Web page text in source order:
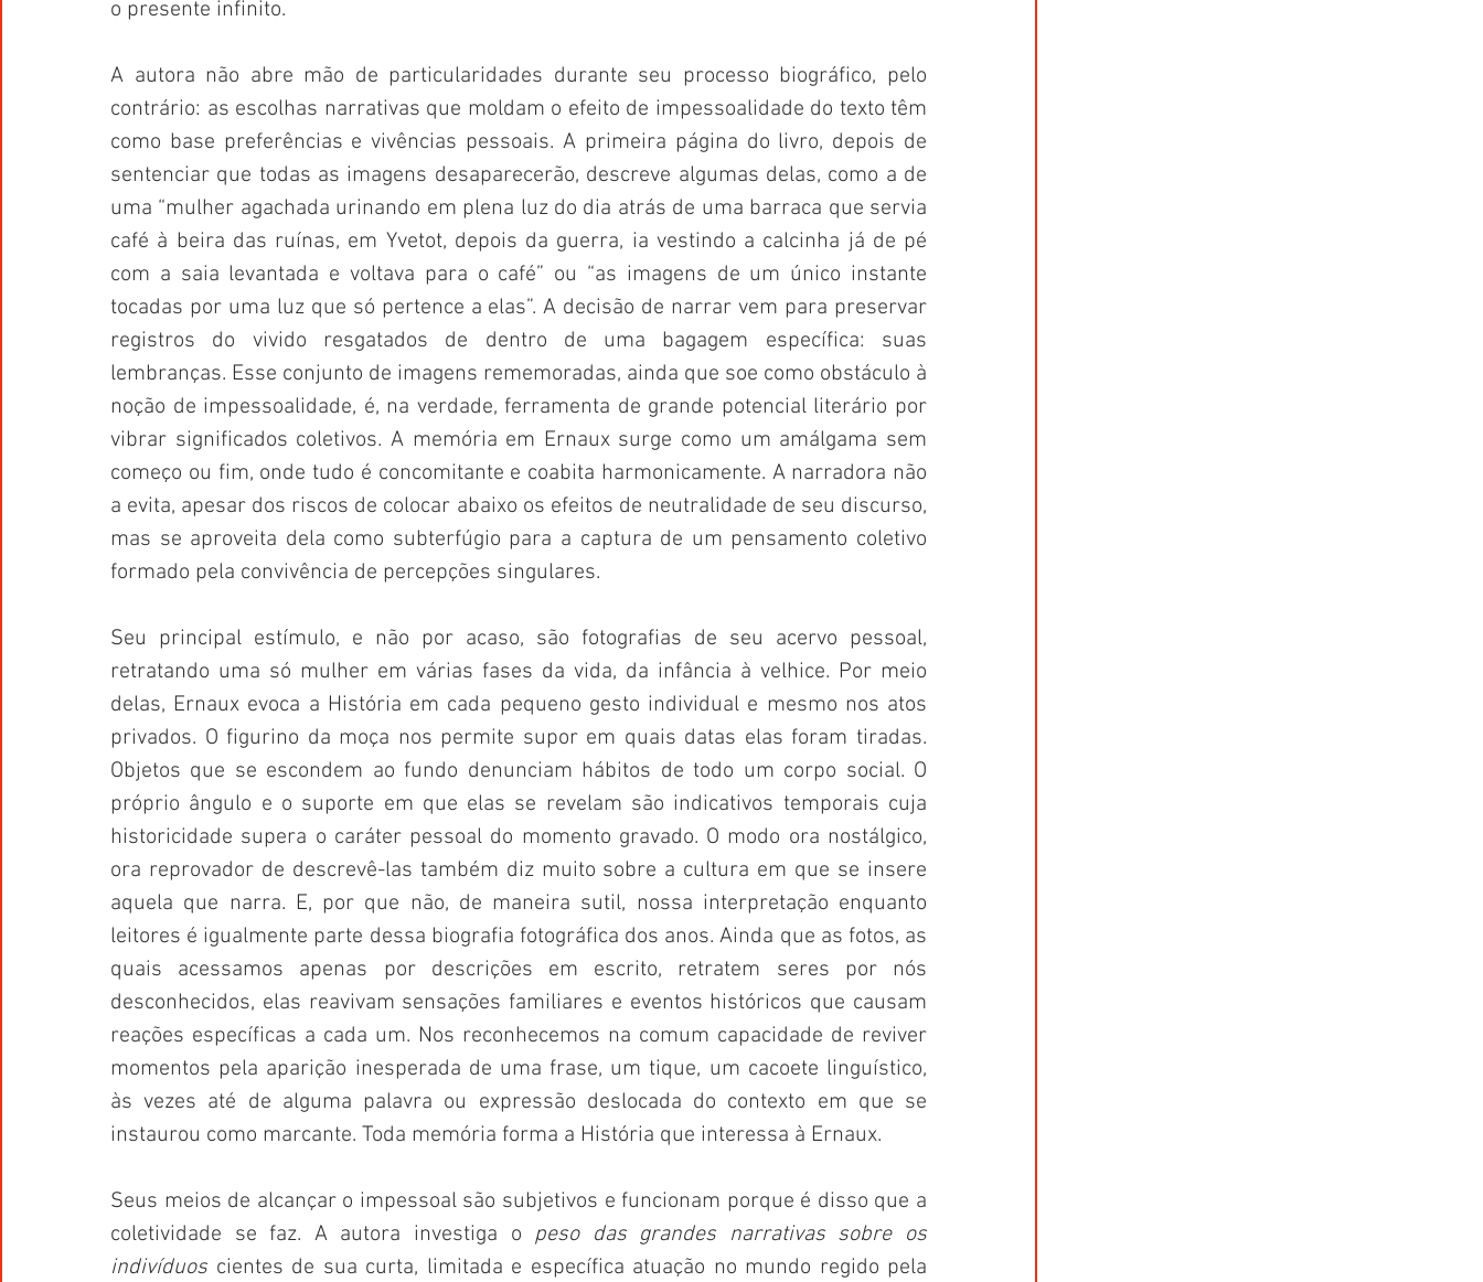
o presente infinito.
A autora não abre mão de particularidades durante seu processo biográfico, pelo
contrário: as escolhas narrativas que moldam o efeito de impessoalidade do texto têm
como base preferências e vivências pessoais. A primeira página do livro, depois de
sentenciar que todas as imagens desaparecerão, descreve algumas delas, como a de
uma “mulher agachada urinando em plena luz do dia atrás de uma barraca que servia
café à beira das ruínas, em Yvetot, depois da guerra, ia vestindo a calcinha já de pé
com a saia levantada e voltava para o café” ou “as imagens de um único instante
tocadas por uma luz que só pertence a elas”. A decisão de narrar vem para preservar
registros do vivido resgatados de dentro de uma bagagem específica: suas
lembranças. Esse conjunto de imagens rememoradas, ainda que soe como obstáculo à
noção de impessoalidade, é, na verdade, ferramenta de grande potencial literário por
vibrar significados coletivos. A memória em Ernaux surge como um amálgama sem
começo ou fim, onde tudo é concomitante e coabita harmonicamente. A narradora não
a evita, apesar dos riscos de colocar abaixo os efeitos de neutralidade de seu discurso,
mas se aproveita dela como subterfúgio para a captura de um pensamento coletivo
formado pela convivência de percepções singulares.
Seu principal estímulo, e não por acaso, são fotografias de seu acervo pessoal,
retratando uma só mulher em várias fases da vida, da infância à velhice. Por meio
delas, Ernaux evoca a História em cada pequeno gesto individual e mesmo nos atos
privados. O figurino da moça nos permite supor em quais datas elas foram tiradas.
Objetos que se escondem ao fundo denunciam hábitos de todo um corpo social. O
próprio ângulo e o suporte em que elas se revelam são indicativos temporais cuja
historicidade supera o caráter pessoal do momento gravado. O modo ora nostálgico,
ora reprovador de descrevê-las também diz muito sobre a cultura em que se insere
aquela que narra. E, por que não, de maneira sutil, nossa interpretação enquanto
leitores é igualmente parte dessa biografia fotográfica dos anos. Ainda que as fotos, as
quais acessamos apenas por descrições em escrito, retratem seres por nós
desconhecidos, elas reavivam sensações familiares e eventos históricos que causam
reações específicas a cada um. Nos reconhecemos na comum capacidade de reviver
momentos pela aparição inesperada de uma frase, um tique, um cacoete linguístico,
às vezes até de alguma palavra ou expressão deslocada do contexto em que se
instaurou como marcante. Toda memória forma a História que interessa à Ernaux.
Seus meios de alcançar o impessoal são subjetivos e funcionam porque é disso que a
coletividade se faz. A autora investiga o peso das grandes narrativas sobre os
indivíduos cientes de sua curta, limitada e específica atuação no mundo regido pela